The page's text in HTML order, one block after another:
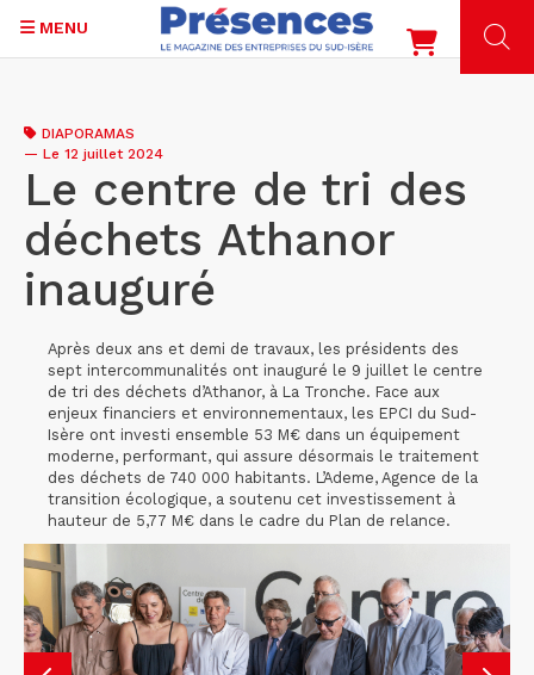
contenu
principal
MENU
DIAPORAMAS
— Le 12 juillet 2024
Le centre de tri des
déchets Athanor
inauguré
Après deux ans et demi de travaux, les présidents des
sept intercommunalités ont inauguré le 9 juillet le centre
de tri des déchets d’Athanor, à La Tronche. Face aux
enjeux financiers et environnementaux, les EPCI du Sud-
Isère ont investi ensemble 53 M€ dans un équipement
moderne, performant, qui assure désormais le traitement
des déchets de 740 000 habitants. L’Ademe, Agence de la
transition écologique, a soutenu cet investissement à
hauteur de 5,77 M€ dans le cadre du Plan de relance.